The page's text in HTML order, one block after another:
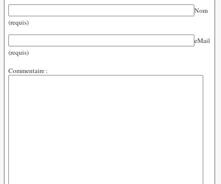
Nom
(requis)
eMail
(requis)
Commentaire :